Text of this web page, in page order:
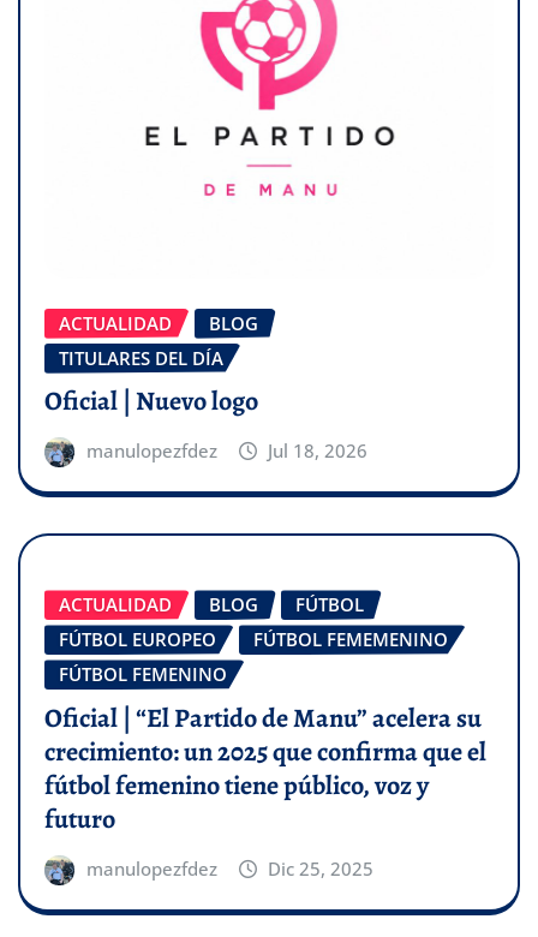
ACTUALIDAD
BLOG
TITULARES DEL DÍA
Oficial | Nuevo logo
manulopezfdez Jul 18, 2026
ACTUALIDAD BLOG
FÚTBOL
FÚTBOL EUROPEO
FÚTBOL FEMEMENINO
FÚTBOL FEMENINO
Oficial | “El Partido de Manu” acelera su
crecimiento: un 2025 que confirma que el
fútbol femenino tiene público, voz y
futuro
manulopezfdez Dic 25, 2025